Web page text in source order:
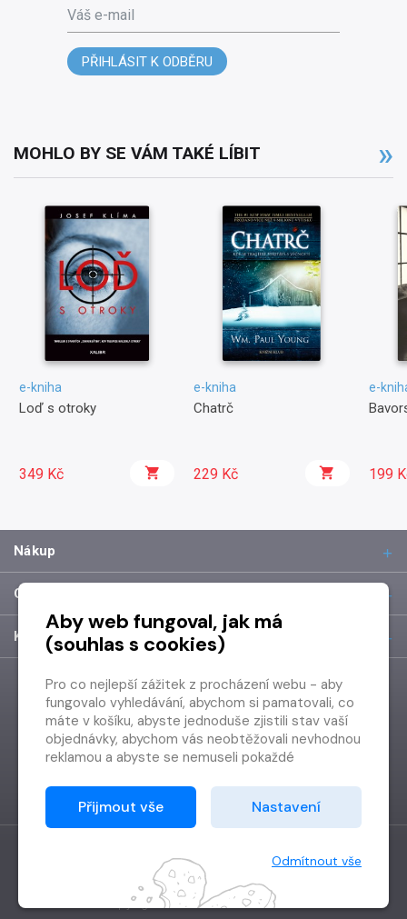
Váš e-mail
PŘIHLÁSIT K ODBĚRU
MOHLO BY SE VÁM TAKÉ LÍBIT
e-kniha
Loď s otroky
349 Kč
e-kniha
Chatrč
229 Kč
e-
199
Nákup
O společnosti
Kontakt
Vytvořilo Grand IT s.r.o.
Copyright © 2026 Radioservis a.s.
Aby web fungoval, jak má
(souhlas s cookies)
Pro co nejlepší zážitek z procházení webu - aby
fungovalo vyhledávání, abychom si pamatovali, co
máte v košíku, abyste jednoduše zjistili stav vaší
objednávky, abychom vás neobtěžovali nevhodnou
reklamou a abyste se nemuseli pokaždé
Proto od vás potřebujeme souhlas se
zpracováním souborů cookies
Děkujeme, že nám ho dáte a pomůžete nám tak
Přijmout vše Nastavení
Odmítnout vše